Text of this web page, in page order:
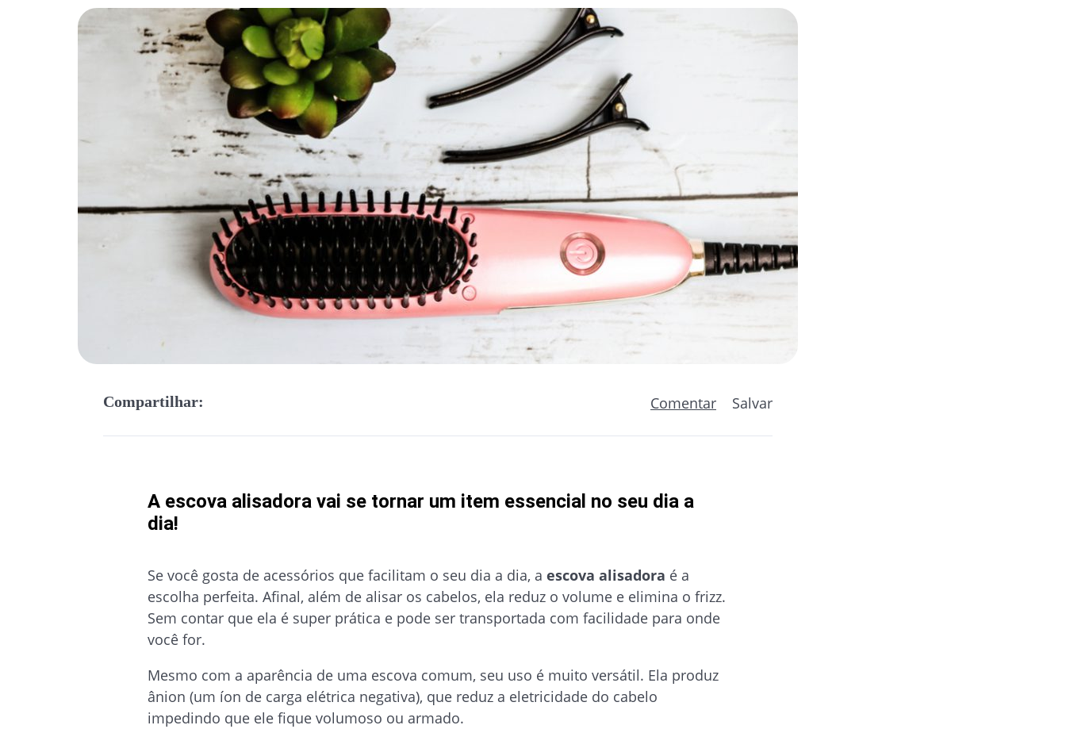
Compartilhar: Comentar Salvar
A escova alisadora vai se tornar um item essencial no seu dia a
dia!
Se você gosta de acessórios que facilitam o seu dia a dia, a escova alisadora é a
escolha perfeita. Afinal, além de alisar os cabelos, ela reduz o volume e elimina o frizz.
Sem contar que ela é super prática e pode ser transportada com facilidade para onde
você for.
Mesmo com a aparência de uma escova comum, seu uso é muito versátil. Ela produz
ânion (um íon de carga elétrica negativa), que reduz a eletricidade do cabelo
impedindo que ele fique volumoso ou armado.